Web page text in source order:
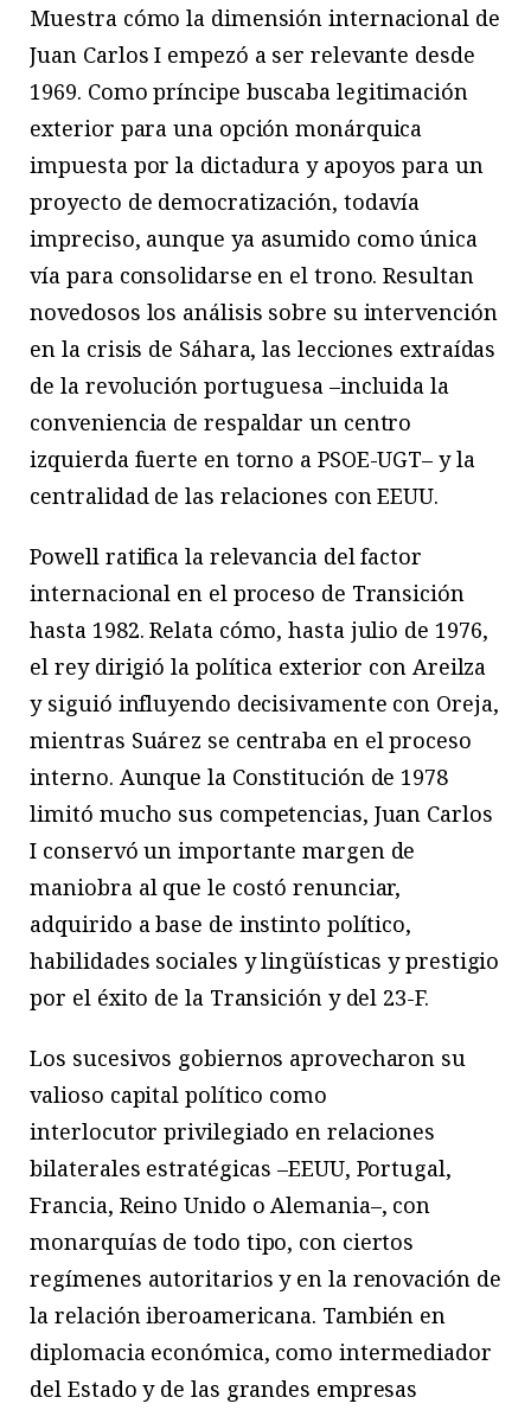
Muestra cómo la dimensión internacional de
Juan Carlos I empezó a ser relevante desde
1969. Como príncipe buscaba legitimación
exterior para una opción monárquica
impuesta por la dictadura y apoyos para un
proyecto de democratización, todavía
impreciso, aunque ya asumido como única
vía para consolidarse en el trono. Resultan
novedosos los análisis sobre su intervención
en la crisis de Sáhara, las lecciones extraídas
de la revolución portuguesa –incluida la
conveniencia de respaldar un centro
izquierda fuerte en torno a PSOE-UGT– y la
centralidad de las relaciones con EEUU.
Powell ratifica la relevancia del factor
internacional en el proceso de Transición
hasta 1982. Relata cómo, hasta julio de 1976,
el rey dirigió la política exterior con Areilza
y siguió influyendo decisivamente con Oreja,
mientras Suárez se centraba en el proceso
interno. Aunque la Constitución de 1978
limitó mucho sus competencias, Juan Carlos
I conservó un importante margen de
maniobra al que le costó renunciar,
adquirido a base de instinto político,
habilidades sociales y lingüísticas y prestigio
por el éxito de la Transición y del 23-F.
Los sucesivos gobiernos aprovecharon su
valioso capital político como
interlocutorprivilegiado en relaciones
bilaterales estratégicas –EEUU, Portugal,
Francia, Reino Unido o Alemania–, con
monarquías de todo tipo, con ciertos
regímenes autoritarios y en la renovación de
la relación iberoamericana. También en
diplomacia económica, como intermediador
del Estado y de las grandes empresas